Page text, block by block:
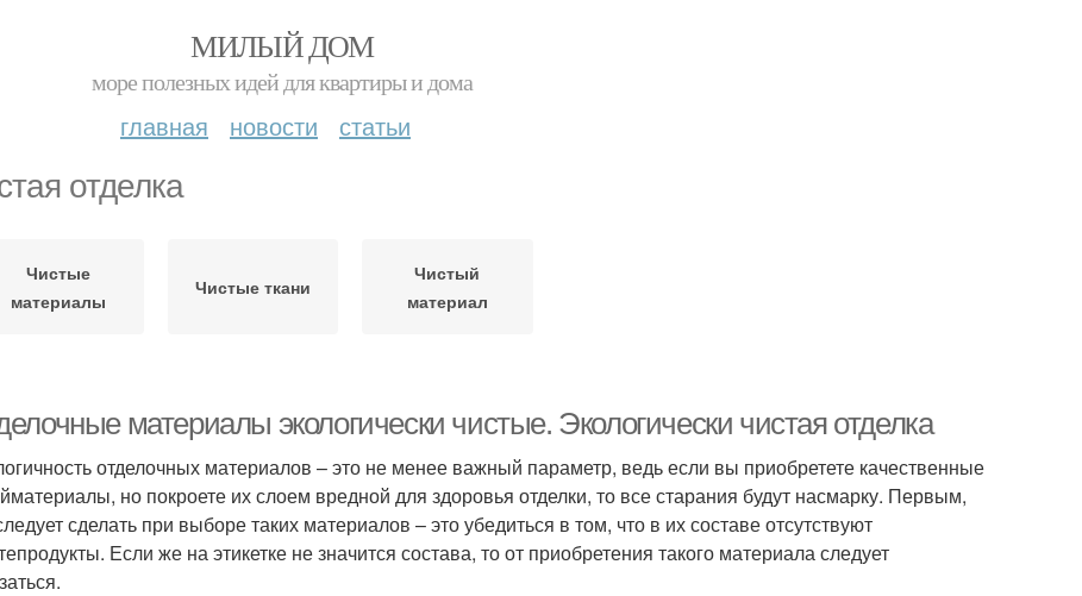
МИЛЫЙ ДОМ
море полезных идей для квартиры и дома
главная новости статьи
отделка
Чистые
материалы
Чистые ткани
Чистый
материал
материалы экологически чистые. Экологически чистая отделка
отделочных материалов – это не менее важный параметр, ведь если вы приобретете качественные
но покроете их слоем вредной для здоровья отделки, то все старания будут насмарку. Первым,
сделать при выборе таких материалов – это убедиться в том, что в их составе отсутствуют
Если же на этикетке не значится состава, то от приобретения такого материала следует